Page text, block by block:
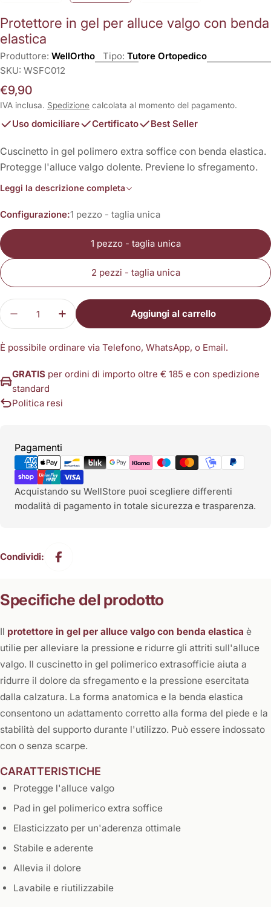
Protettore in gel per alluce valgo con benda
elastica
Produttore: WellOrtho Tipo: Tutore Ortopedico
SKU: WSFC012
Prezzo
normale
€9,90
IVA inclusa. Spedizione calcolata al momento del pagamento.
Uso domiciliare Certificato Best Seller
Cuscinetto in gel polimero extra soffice con benda elastica.
Protegge l'alluce valgo dolente. Previene lo sfregamento.
Leggi la descrizione completa
Configurazione:1 pezzo - taglia unica
1 pezzo - taglia unica
2 pezzi - taglia unica
Quantità
Diminuisci la quantità per Protettore in gel per
Aumenta la quantità per Protettore in
Aggiungi al carrello
È possibile ordinare via Telefono, WhatsApp, o Email.
GRATIS per ordini di importo oltre € 185 e con spedizione
standard
Politica resi
Pagamenti
Metodi
di
pagamento
Acquistando su WellStore puoi scegliere differenti
modalità di pagamento in totale sicurezza e trasparenza.
Condividi:
Specifiche del prodotto
Il protettore in gel per alluce valgo con benda elastica è
utilie per alleviare la pressione e ridurre gli attriti sull'alluce
valgo. Il cuscinetto in gel polimerico extrasofficie aiuta a
ridurre il dolore da sfregamento e la pressione esercitata
dalla calzatura. La forma anatomica e la benda elastica
consentono un adattamento corretto alla forma del piede e la
stabilità del supporto durante l'utilizzo. Può essere indossato
con o senza scarpe.
CARATTERISTICHE
Protegge l'alluce valgo
Pad in gel polimerico extra soffice
Elasticizzato per un'aderenza ottimale
Stabile e aderente
Allevia il dolore
Lavabile e riutilizzabile